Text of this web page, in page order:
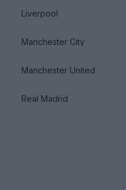
Liverpool
Manchester City
Manchester United
Real Madrid